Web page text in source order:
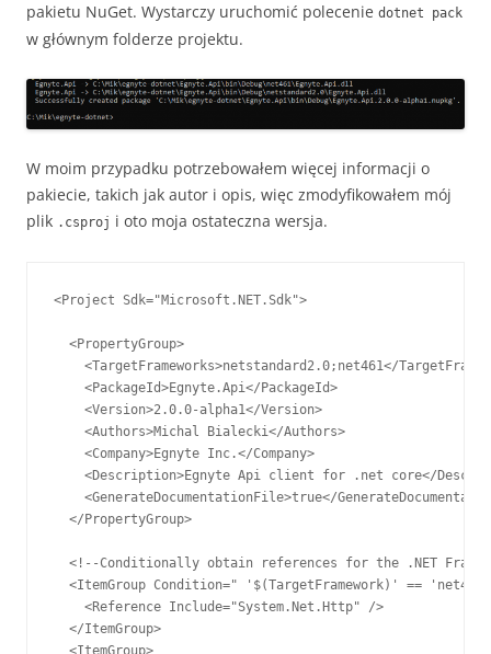
pakietu NuGet. Wystarczy uruchomić polecenie dotnet pack
w głównym folderze projektu.
W moim przypadku potrzebowałem więcej informacji o
pakiecie, takich jak autor i opis, więc zmodyfikowałem mój
plik .csproj i oto moja ostateczna wersja.
<Project Sdk="Microsoft.NET.Sdk">
  <PropertyGroup>
<TargetFrameworks>netstandard2.0;net461</
    <PackageId>Egnyte.Api</PackageId>
    <Version>2.0.0-alpha1</Version>
    <Authors>Michal Bialecki</Authors>
    <Company>Egnyte Inc.</Company>
<Description>Egnyte Api client for .net core</
<GenerateDocumentationFile>true</
  </PropertyGroup>
<!--Conditionally obtain references for the .NET
<ItemGroup Condition=" '$(TargetFramework)' ==
    <Reference Include="System.Net.Http" />
  </ItemGroup>
  <ItemGroup>